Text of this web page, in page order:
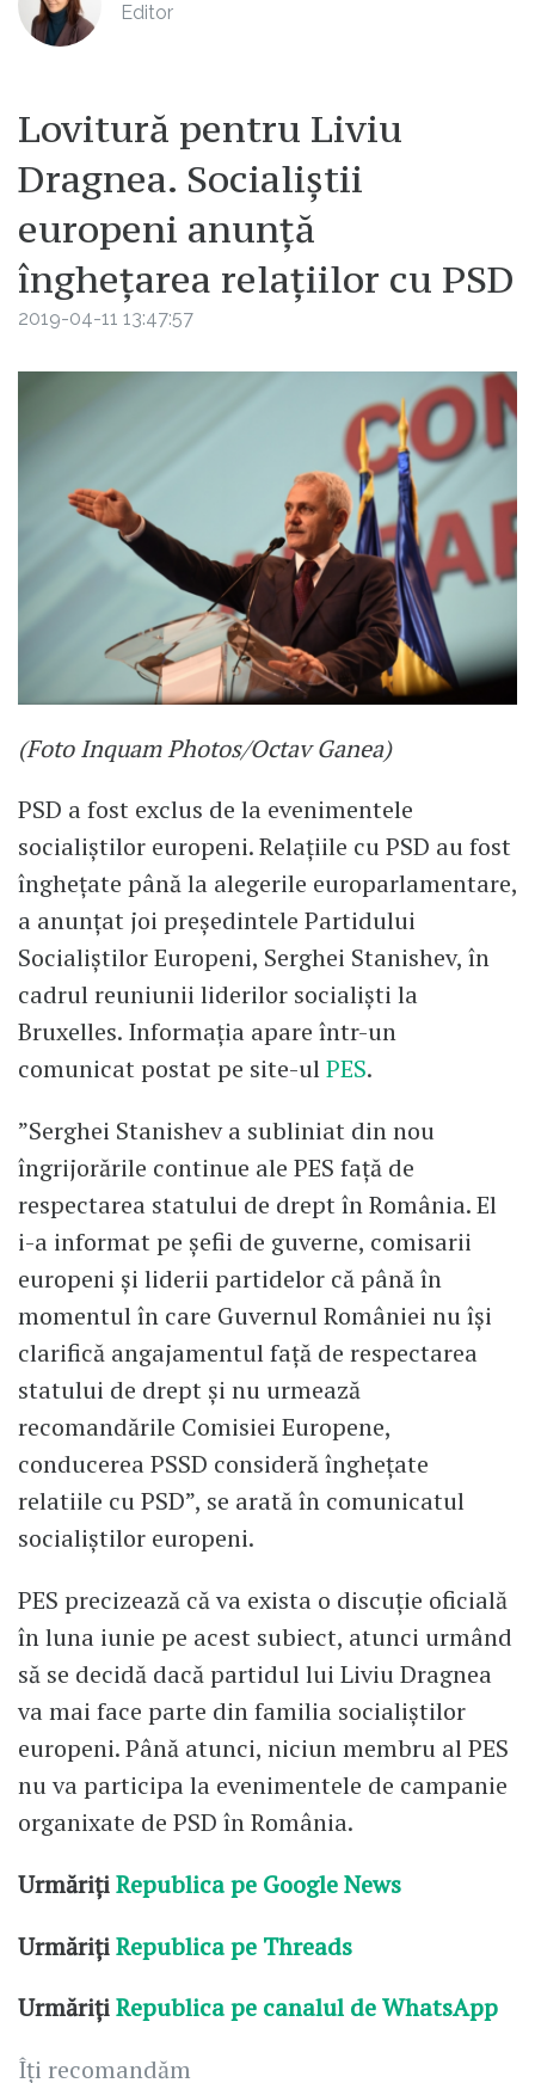
Editor
Lovitură pentru Liviu
Dragnea. Socialiștii
europeni anunță
înghețarea relațiilor cu PSD
2019-04-11 13:47:57
(Foto Inquam Photos/Octav Ganea)
PSD a fost exclus de la evenimentele
socialiștilor europeni. Relațiile cu PSD au fost
înghețate până la alegerile europarlamentare,
a anunțat joi președintele Partidului
Socialiștilor Europeni, Serghei Stanishev, în
cadrul reuniunii liderilor socialiști la
Bruxelles. Informația apare într-un
comunicat postat pe site-ulPES.
”Serghei Stanishev a subliniat din nou
îngrijorările continue ale PES față de
respectarea statului de drept în România. El
i-a informat pe șefii de guverne, comisarii
europeni și liderii partidelor că până în
momentul în care Guvernul României nu își
clarifică angajamentul față de respectarea
statului de drept și nu urmează
recomandările Comisiei Europene,
conducerea PSSD consideră înghețate
relatiile cu PSD”, se arată în comunicatul
socialiștilor europeni.
PES precizează că va exista o discuție oficială
în luna iunie pe acest subiect, atunci urmând
să se decidă dacă partidul lui Liviu Dragnea
va mai face parte din familia socialiștilor
europeni. Până atunci, niciun membru al PES
nu va participa la evenimentele de campanie
organixate de PSD în România.
UrmărițiRepublica pe Google News
UrmărițiRepublica pe Threads
UrmărițiRepublica pe canalul de WhatsApp
Îți recomandăm